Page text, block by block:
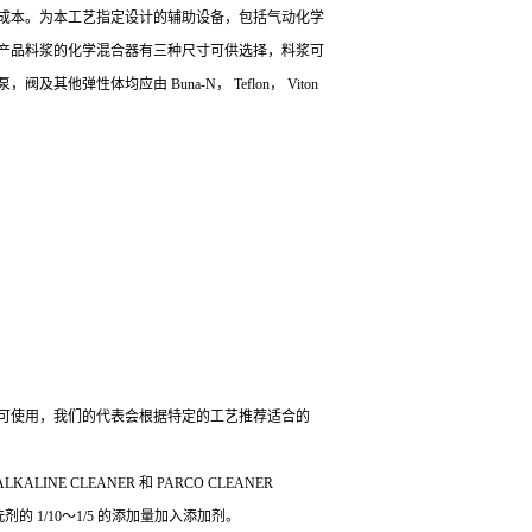
本。为本工艺指定设计的辅助设备，包括气动化学
料浆的化学混合器有三种尺寸可供选择，料浆可
阀及其他弹性体均应由 Buna-N， Teflon， Viton
使用，我们的代表会根据特定的工艺推荐适合的
CLEANER 和 PARCO CLEANER
的 1/10～1/5 的添加量加入添加剂。